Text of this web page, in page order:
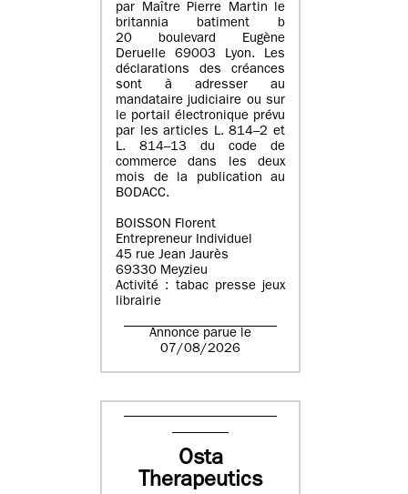
par Maître Pierre Martin le
britannia batiment b
20 boulevard Eugène
Deruelle 69003 Lyon. Les
déclarations des créances
sont à adresser au
mandataire judiciaire ou sur
le portail électronique prévu
par les articles L. 814–2 et
L. 814–13 du code de
commerce dans les deux
mois de la publication au
BODACC.
BOISSON Florent
Entrepreneur Individuel
45 rue Jean Jaurès
69330 Meyzieu
Activité : tabac presse jeux
librairie
Annonce parue le
07/08/2026
Osta
Therapeutics